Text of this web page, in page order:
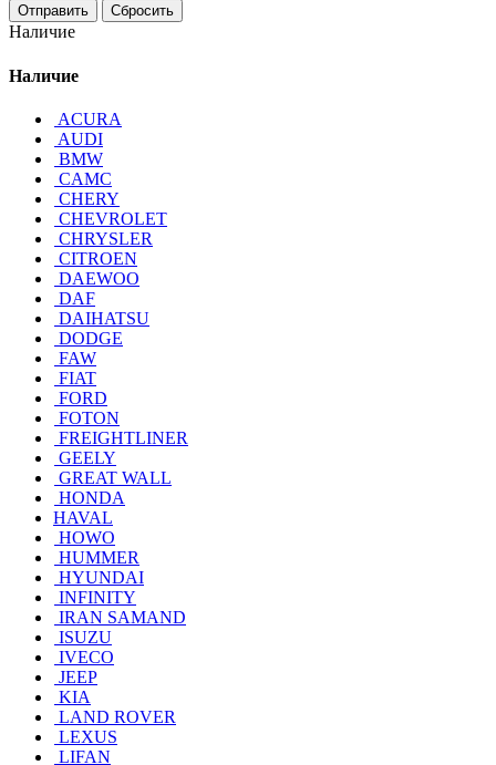
Отправить Сбросить
Наличие
Наличие
ACURA
AUDI
BMW
CAMC
CHERY
CHEVROLET
CHRYSLER
CITROEN
DAEWOO
DAF
DAIHATSU
DODGE
FAW
FIAT
FORD
FOTON
FREIGHTLINER
GEELY
GREAT WALL
HONDA
HAVAL
HOWO
HUMMER
HYUNDAI
INFINITY
IRAN SAMAND
ISUZU
IVECO
JEEP
KIA
LAND ROVER
LEXUS
LIFAN